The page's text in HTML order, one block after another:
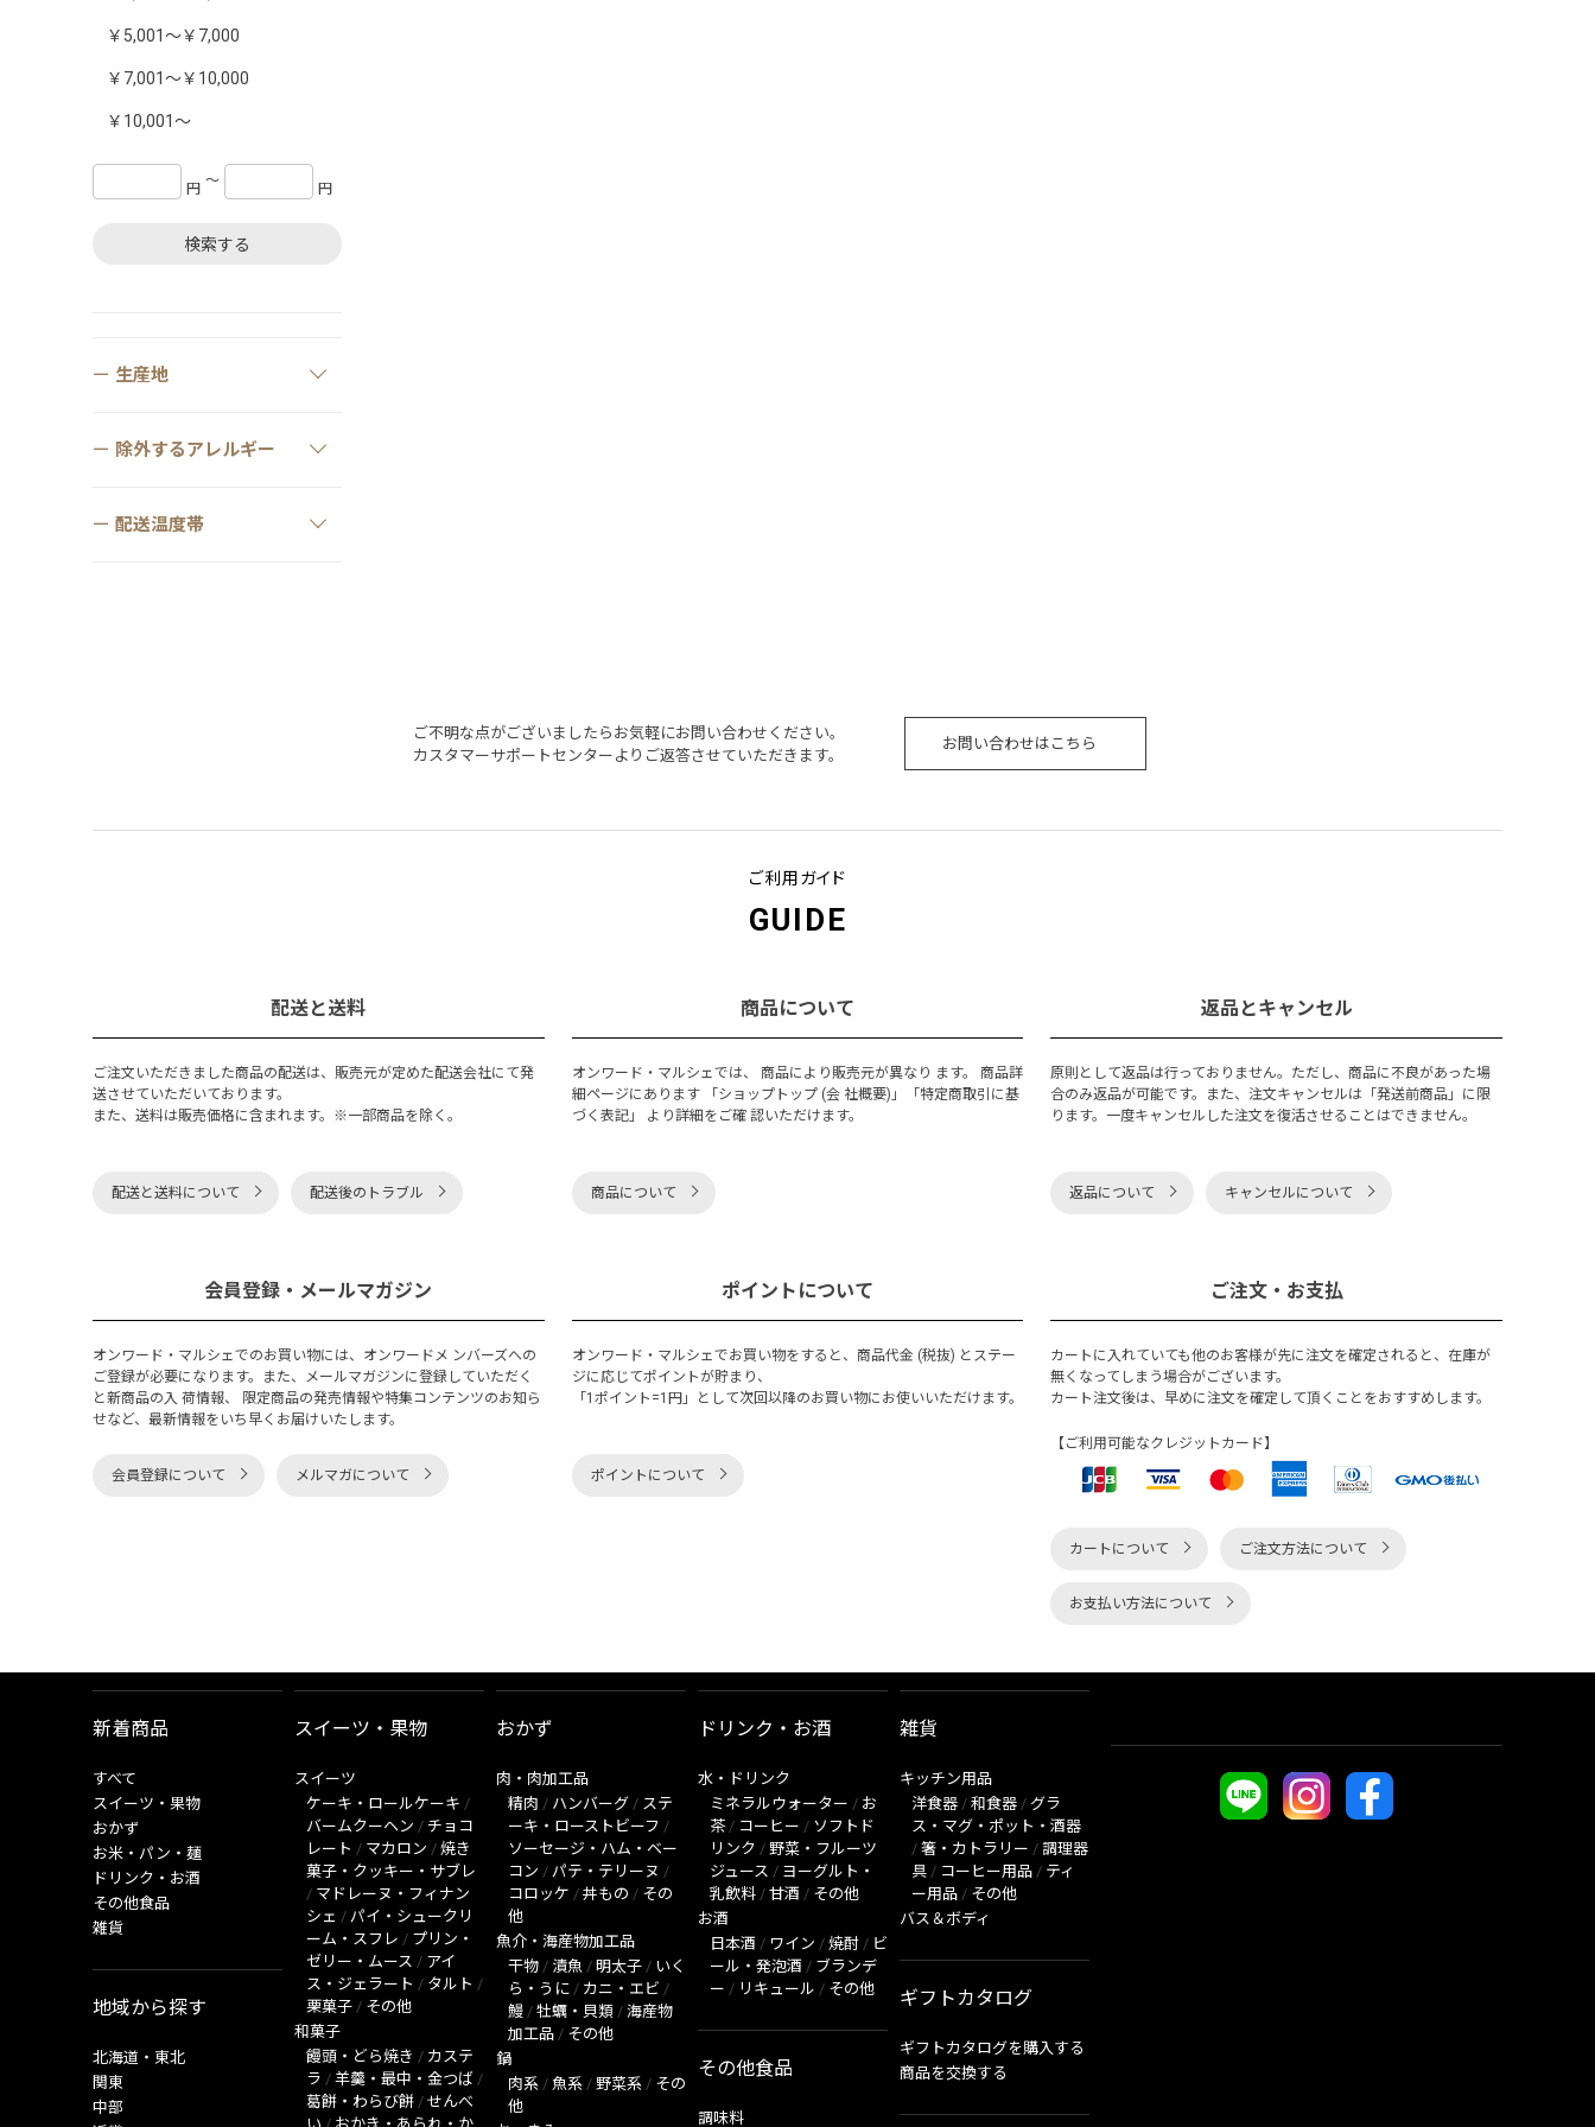
￥5,001～￥7,000
￥7,001～￥10,000
￥10,001～
円 〜 円
検索する
生産地
除外するアレルギー
配送温度帯
ご不明な点がございましたらお気軽にお問い合わせください。
カスタマーサポートセンターよりご返答させていただきます。
お問い合わせはこちら
ご利用ガイド
GUIDE
配送と送料
ご注文いただきました商品の配送は、販売元が定めた配送会社にて発
送させていただいております。
また、送料は販売価格に含まれます。※一部商品を除く。
配送と送料について 配送後のトラブル
商品について
オンワード・マルシェでは、 商品により販売元が異なり ます。 商品詳
細ページにあります 「ショップトップ (会 社概要)」「特定商取引に基
づく表記」 より詳細をご確 認いただけます。
商品について
返品とキャンセル
原則として返品は行っておりません。ただし、商品に不良があった場
合のみ返品が可能です。また、注文キャンセルは「発送前商品」に限
ります。一度キャンセルした注文を復活させることはできません。
返品について キャンセルについて
会員登録・メールマガジン
オンワード・マルシェでのお買い物には、オンワードメ ンバーズへの
ご登録が必要になります。また、メールマガジンに登録していただく
と新商品の入 荷情報、 限定商品の発売情報や特集コンテンツのお知ら
せなど、最新情報をいち早くお届けいたします。
会員登録について メルマガについて
ポイントについて
オンワード・マルシェでお買い物をすると、商品代金 (税抜) とステー
ジに応じてポイントが貯まり、
「1ポイント=1円」として次回以降のお買い物にお使いいただけます。
ポイントについて
ご注文・お支払
カートに入れていても他のお客様が先に注文を確定されると、在庫が
無くなってしまう場合がございます。
カート注文後は、早めに注文を確定して頂くことをおすすめします。
【ご利用可能なクレジットカード】
カートについて ご注文方法について
お支払い方法について
新着商品
すべて
スイーツ・果物
おかず
お米・パン・麺
ドリンク・お酒
その他食品
雑貨
地域から探す
北海道・東北
関東
中部
スイーツ・果物
スイーツ
ケーキ・ロールケーキ /
バームクーヘン / チョコ
レート / マカロン / 焼き
菓子・クッキー・サブレ
/ マドレーヌ・フィナン
シェ / パイ・シュークリ
ーム・スフレ / プリン・
ゼリー・ムース / アイ
ス・ジェラート / タルト /
栗菓子 / その他
和菓子
饅頭・どら焼き / カステ
ラ / 羊羹・最中・金つば /
葛餅・わらび餅 / せんべ
おかず
肉・肉加工品
精肉 / ハンバーグ / ステ
ーキ・ローストビーフ /
ソーセージ・ハム・ベー
コン / パテ・テリーヌ /
コロッケ / 丼もの / その
他
魚介・海産物加工品
干物 / 漬魚 / 明太子 / いく
ら・うに / カニ・エビ /
鰻 / 牡蠣・貝類 / 海産物
加工品 / その他
鍋
肉系 / 魚系 / 野菜系 / その
他
ドリンク・お酒
水・ドリンク
ミネラルウォーター / お
茶 / コーヒー / ソフトド
リンク / 野菜・フルーツ
ジュース / ヨーグルト・
乳飲料 / 甘酒 / その他
お酒
日本酒 / ワイン / 焼酎 / ビ
ール・発泡酒 / ブランデ
ー / リキュール / その他
その他食品
調味料
雑貨
キッチン用品
洋食器 / 和食器 / グラ
ス・マグ・ポット・酒器
/ 箸・カトラリー / 調理器
具 / コーヒー用品 / ティ
ー用品 / その他
バス＆ボディ
ギフトカタログ
ギフトカタログを購入する
商品を交換する